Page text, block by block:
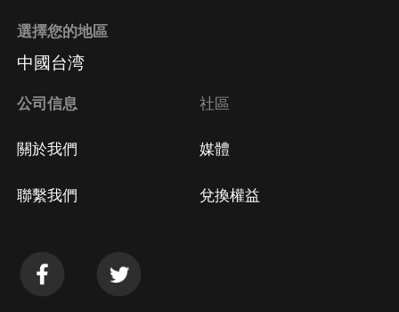
選擇您的地區
中國台湾
公司信息
關於我們
聯繫我們
社區
媒體
兌換權益